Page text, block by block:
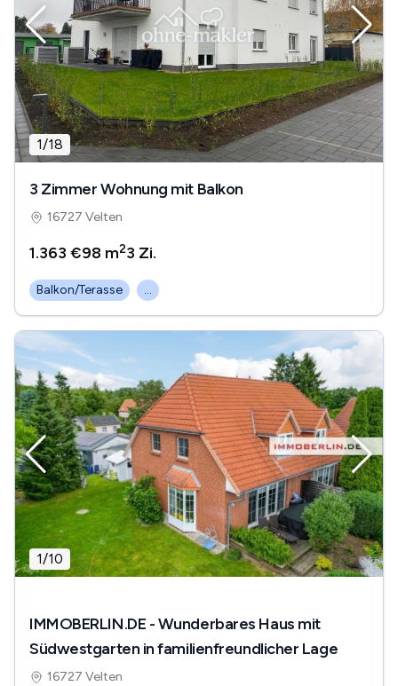
1/18
3 Zimmer Wohnung mit Balkon
16727 Velten
1.363 €98 m23 Zi.
Balkon/Terasse ...
1/10
IMMOBERLIN.DE - Wunderbares Haus mit
Südwestgarten in familienfreundlicher Lage
16727 Velten